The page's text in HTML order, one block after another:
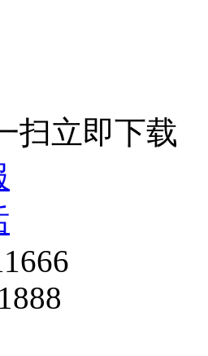
扫立即下载